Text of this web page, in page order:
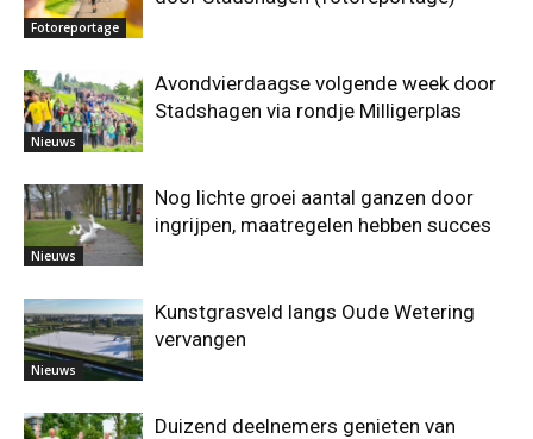
Fotoreportage
Nieuws
Avondvierdaagse volgende week door
Stadshagen via rondje Milligerplas
Nieuws
Nog lichte groei aantal ganzen door
ingrijpen, maatregelen hebben succes
Nieuws
Kunstgrasveld langs Oude Wetering
vervangen
Duizend deelnemers genieten van